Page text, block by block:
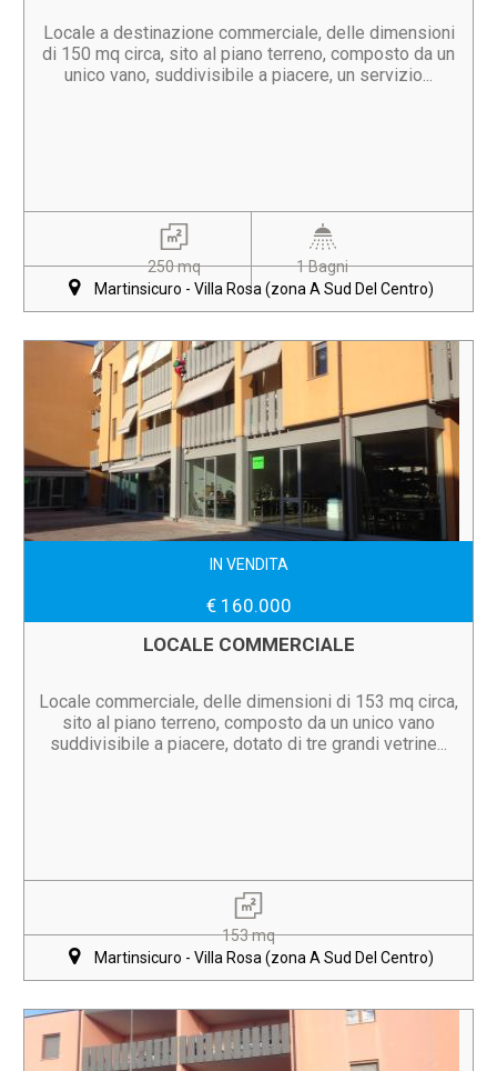
Locale a destinazione commerciale, delle dimensioni
di 150 mq circa, sito al piano terreno, composto da un
unico vano, suddivisibile a piacere, un servizio...
250 mq
1 Bagni
Martinsicuro - Villa Rosa (zona A Sud Del Centro)
IN VENDITA
€ 160.000
LOCALE COMMERCIALE
Locale commerciale, delle dimensioni di 153 mq circa,
sito al piano terreno, composto da un unico vano
suddivisibile a piacere, dotato di tre grandi vetrine...
153 mq
Martinsicuro - Villa Rosa (zona A Sud Del Centro)